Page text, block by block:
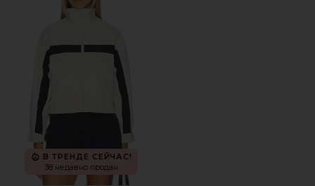
В ТРЕНДЕ СЕЙЧАС!
38 недавно продан